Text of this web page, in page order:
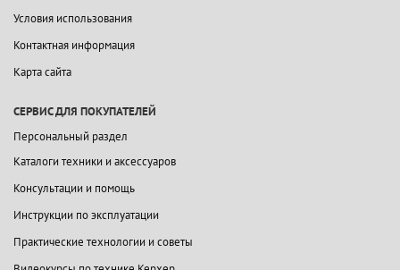
Условия использования
Контактная информация
Карта сайта
СЕРВИС ДЛЯ ПОКУПАТЕЛЕЙ
Персональный раздел
Каталоги техники и аксессуаров
Консультации и помощь
Инструкции по эксплуатации
Практические технологии и советы